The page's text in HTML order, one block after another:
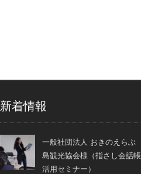
新着情報
一般社団法人 おきのえらぶ
島観光協会様（指さし会話帳
活用セミナー）